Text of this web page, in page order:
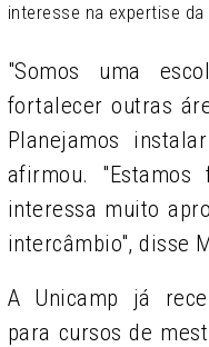
interesse na expertise
"Somos uma
fortalecer outras
Planejamos
afirmou.
interessa muito
intercâmbio", disse
A Unicamp já
para cursos de